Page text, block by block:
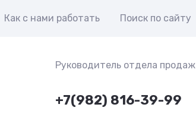
Как с нами работать Поиск по сайту
Руководитель отдела продаж
+7(982) 816-39-99